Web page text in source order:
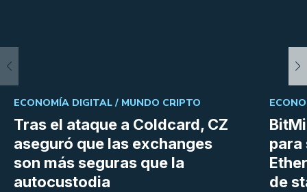
Tras el ataque a Coldcard, CZ
aseguró que las exchanges
son más seguras que la
autocustodia
ECONOMÍA DIGITAL / MUNDO CRIPTO
para
de